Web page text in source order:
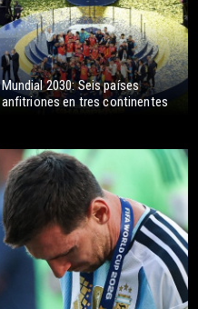
Mundial 2030: Seis países
anfitriones en tres continentes